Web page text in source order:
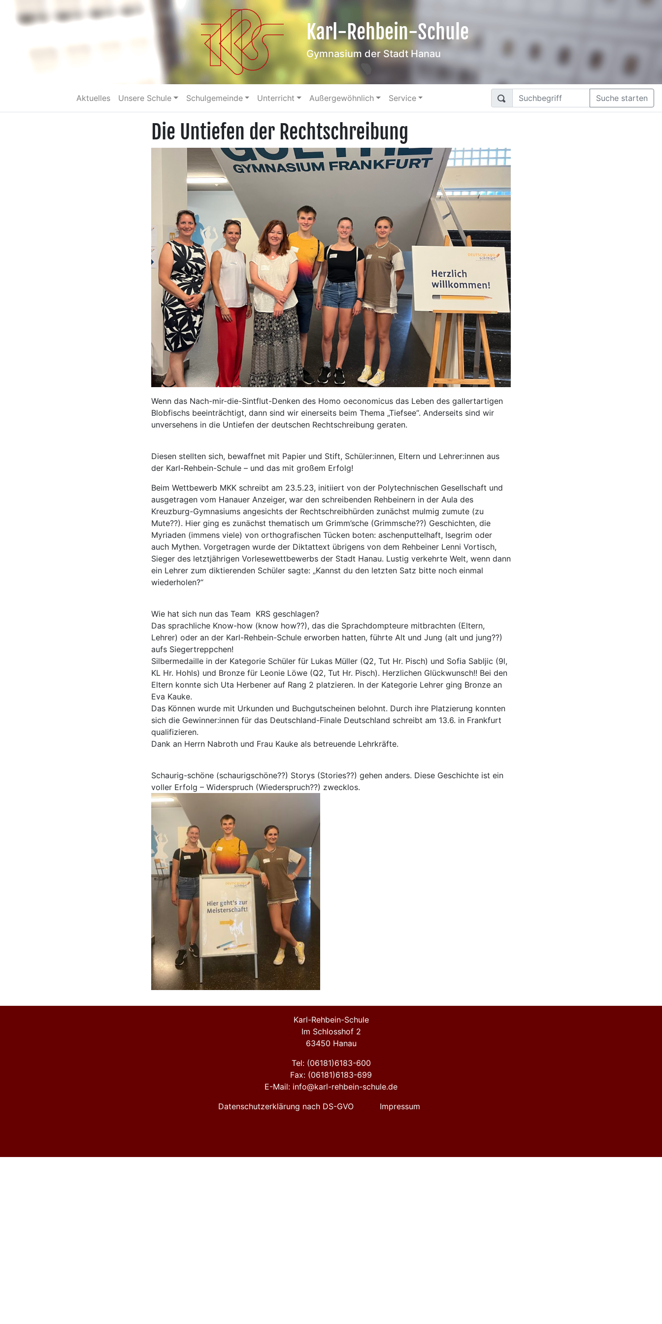
Karl-Rehbein-Schule
Gymnasium der Stadt Hanau
Aktuelles Unsere Schule Schulgemeinde Unterricht Außergewöhnlich Service Suche starten
Die Untiefen der Rechtschreibung
Wenn das Nach-mir-die-Sintflut-Denken des Homo oeconomicus das Leben des gallertartigen
Blobfischs beeinträchtigt, dann sind wir einerseits beim Thema „Tiefsee“. Anderseits sind wir
unversehens in die Untiefen der deutschen Rechtschreibung geraten.
Diesen stellten sich, bewaffnet mit Papier und Stift, Schüler:innen, Eltern und Lehrer:innen aus
der Karl-Rehbein-Schule – und das mit großem Erfolg!
Beim Wettbewerb MKK schreibt am 23.5.23, initiiert von der Polytechnischen Gesellschaft und
ausgetragen vom Hanauer Anzeiger, war den schreibenden Rehbeinern in der Aula des
Kreuzburg-Gymnasiums angesichts der Rechtschreibhürden zunächst mulmig zumute (zu
Mute??). Hier ging es zunächst thematisch um Grimm’sche (Grimmsche??) Geschichten, die
Myriaden (immens viele) von orthografischen Tücken boten: aschenputtelhaft, Isegrim oder
auch Mythen. Vorgetragen wurde der Diktattext übrigens von dem Rehbeiner Lenni Vortisch,
Sieger des letztjährigen Vorlesewettbewerbs der Stadt Hanau. Lustig verkehrte Welt, wenn dann
ein Lehrer zum diktierenden Schüler sagte: „Kannst du den letzten Satz bitte noch einmal
wiederholen?“
Wie hat sich nun das Team KRS geschlagen?
Das sprachliche Know-how (know how??), das die Sprachdompteure mitbrachten (Eltern,
Lehrer) oder an der Karl-Rehbein-Schule erworben hatten, führte Alt und Jung (alt und jung??)
aufs Siegertreppchen!
Silbermedaille in der Kategorie Schüler für Lukas Müller (Q2, Tut Hr. Pisch) und Sofia Sabljic (9l,
KL Hr. Hohls) und Bronze für Leonie Löwe (Q2, Tut Hr. Pisch). Herzlichen Glückwunsch!! Bei den
Eltern konnte sich Uta Herbener auf Rang 2 platzieren. In der Kategorie Lehrer ging Bronze an
Eva Kauke.
Das Können wurde mit Urkunden und Buchgutscheinen belohnt. Durch ihre Platzierung konnten
sich die Gewinner:innen für das Deutschland-Finale Deutschland schreibt am 13.6. in Frankfurt
qualifizieren.
Dank an Herrn Nabroth und Frau Kauke als betreuende Lehrkräfte.
Schaurig-schöne (schaurigschöne??) Storys (Stories??) gehen anders. Diese Geschichte ist ein
voller Erfolg – Widerspruch (Wiederspruch??) zwecklos.
Karl-Rehbein-Schule
Im Schlosshof 2
63450 Hanau
Tel: (06181)6183-600
Fax: (06181)6183-699
E-Mail: info@karl-rehbein-schule.de
Datenschutzerklärung nach DS-GVO
Impressum